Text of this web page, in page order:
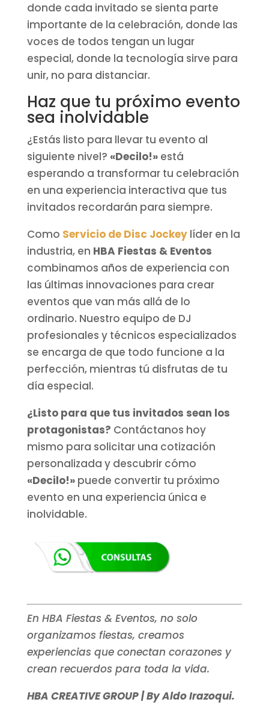
donde cada invitado se sienta parte
importante de la celebración, donde las
voces de todos tengan un lugar
especial, donde la tecnología sirve para
unir, no para distanciar.
Haz que tu próximo evento
sea inolvidable
¿Estás listo para llevar tu evento al
siguiente nivel? «Decilo!»está
esperando a transformar tu celebración
en una experiencia interactiva que tus
invitados recordarán para siempre.
Como Servicio de Disc Jockeylíder en la
industria, en HBA Fiestas & Eventos
combinamos años de experiencia con
las últimas innovaciones para crear
eventos que van más allá de lo
ordinario. Nuestro equipo de DJ
profesionales y técnicos especializados
se encarga de que todo funcione a la
perfección, mientras tú disfrutas de tu
día especial.
¿Listo para que tus invitados sean los
protagonistas? Contáctanos hoy
mismo para solicitar una cotización
personalizada y descubrir cómo
«Decilo!»puede convertir tu próximo
evento en una experiencia única e
inolvidable.
En HBA Fiestas & Eventos, no solo
organizamos fiestas, creamos
experiencias que conectan corazones y
crean recuerdos para toda la vida.
HBA CREATIVE GROUP | By Aldo Irazoqui.